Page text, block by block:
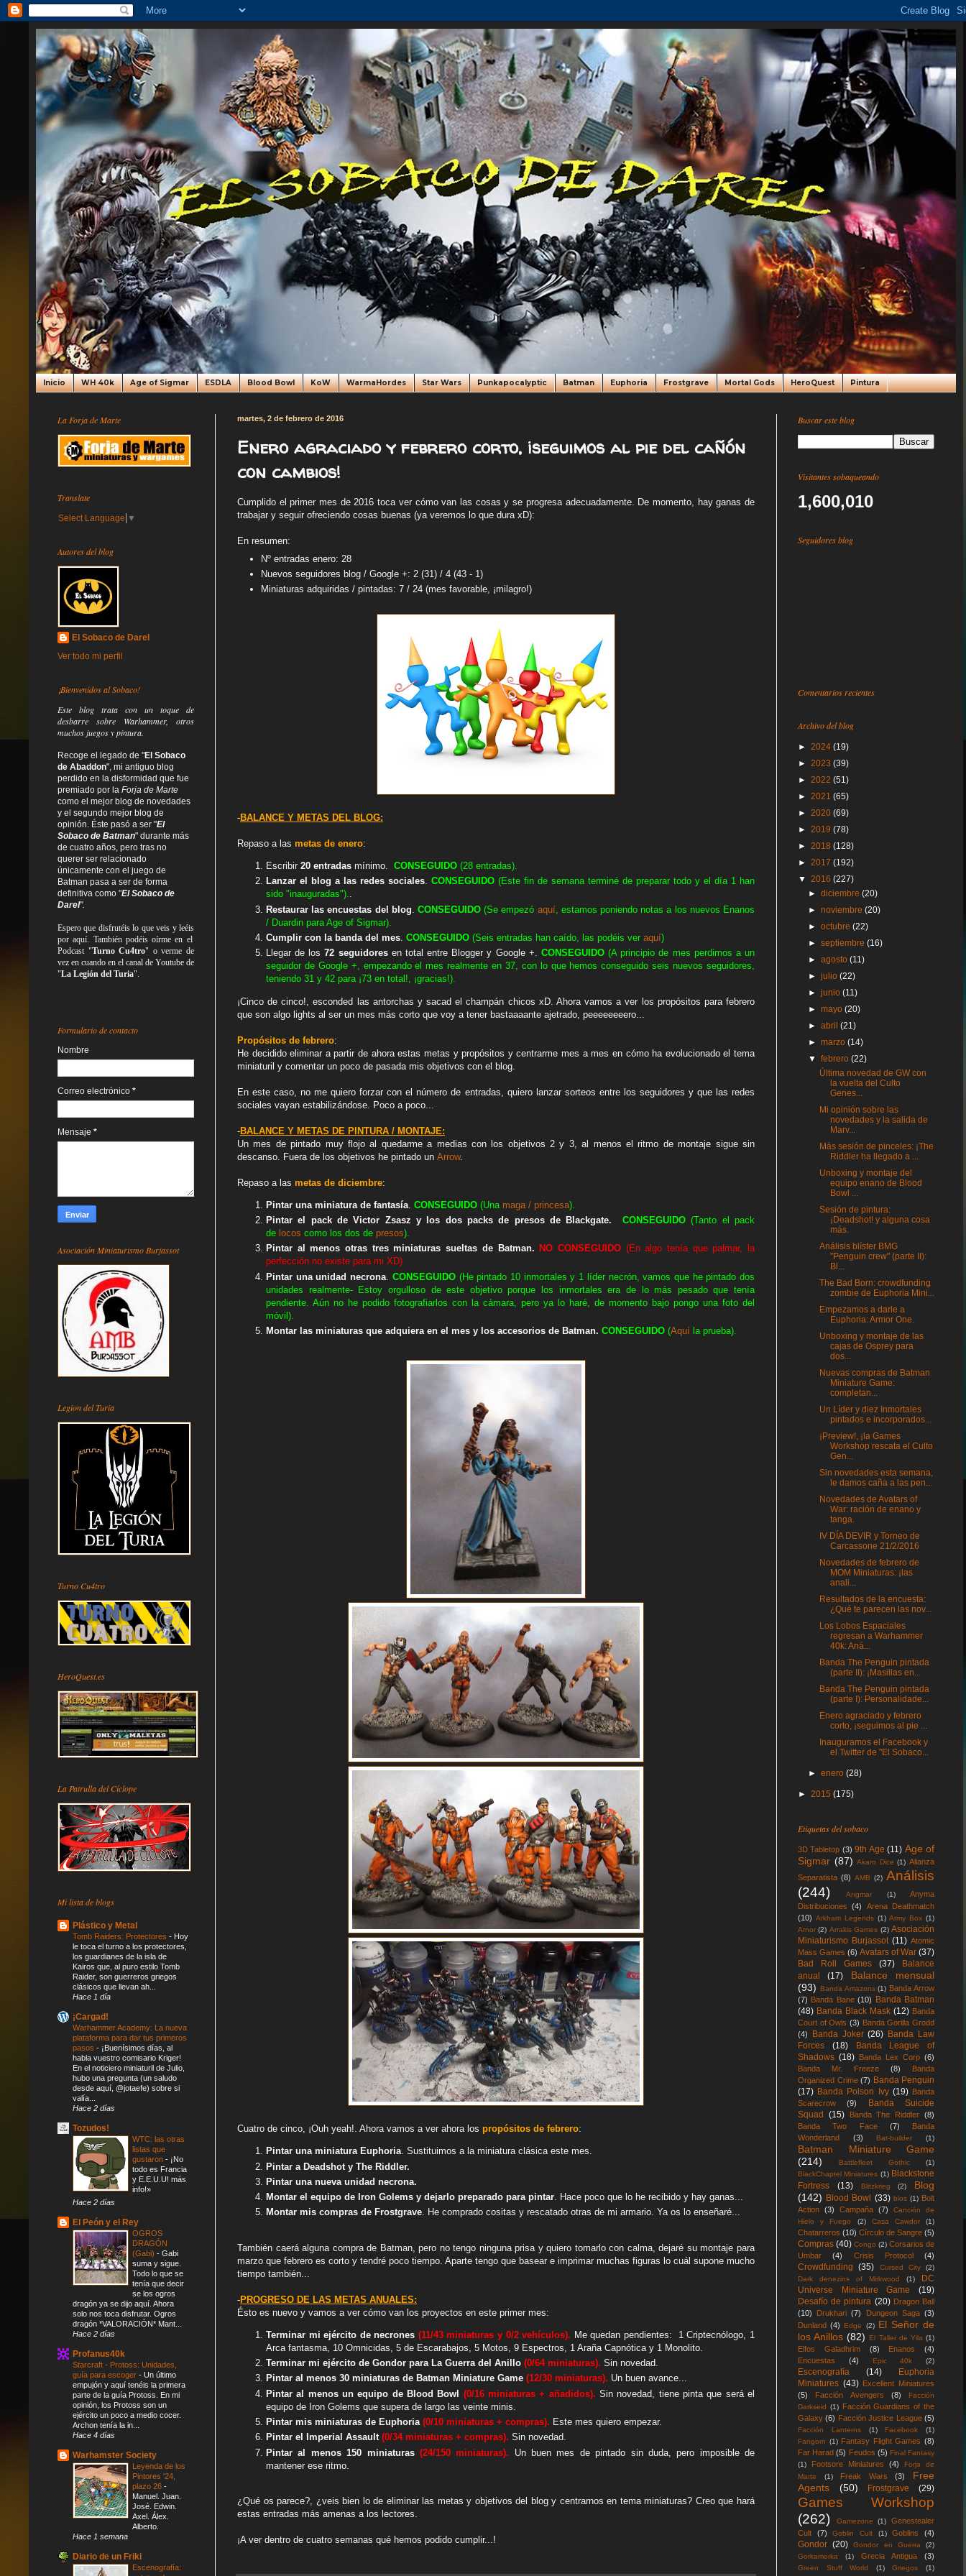
Inicio WH 40k Age of Sigmar ESDLA Blood Bowl KoW WarmaHordes Star Wars Punkapocalyptic Batman Euphoria Frostgrave Mortal Gods HeroQuest Pintura
martes, 2 de febrero de 2016
Enero agraciado y febrero corto, ¡seguimos al pie del cañón
con cambios!
Cumplido el primer mes de 2016 toca ver cómo van las cosas y se progresa adecuadamente. De momento, hay ganas de
trabajar y seguir ofreciendo cosas buenas (ya veremos lo que dura xD):
En resumen:
Nº entradas enero: 28
Nuevos seguidores blog / Google +: 2 (31) / 4 (43 - 1)
Miniaturas adquiridas / pintadas: 7 / 24 (mes favorable, ¡milagro!)
-BALANCE Y METAS DEL BLOG:
Repaso a las metas de enero:
Escribir 20 entradas mínimo. CONSEGUIDO (28 entradas).
Lanzar el blog a las redes sociales. CONSEGUIDO (Este fin de semana terminé de preparar todo y el día 1 han
sido "inauguradas")..
Restaurar las encuestas del blog .CONSEGUIDO(Se empezó aquí, estamos poniendo notas a los nuevos Enanos
/ Duardin para Age of Sigmar).
Cumplir con la banda del mes. CONSEGUIDO (Seis entradas han caído, las podéis ver aquí)
Llegar de los72 seguidoresen total entre Blogger y Google +. CONSEGUIDO(A principio de mes perdimos a un
seguidor de Google +, empezando el mes realmente en 37, con lo que hemos conseguido seis nuevos seguidores,
teniendo 31 y 42 para ¡73 en total!, ¡gracias!).
¡Cinco de cinco!, esconded las antorchas y sacad el champán chicos xD. Ahora vamos a ver los propósitos para febrero
que son algo lights al ser un mes más corto que voy a tener bastaaaante ajetrado, peeeeeeeero...
Propósitos de febrero:
He decidido eliminar a partir de ahora estas metas y propósitos y centrarme mes a mes en cómo ha evolucionado el tema
miniaturil y comentar un poco de pasada mis objetivos con el blog.
En este caso, no me quiero forzar con el número de entradas, quiero lanzar sorteos entre los seguidores y que las redes
sociales vayan estabilizándose. Poco a poco...
-BALANCE Y METAS DE PINTURA / MONTAJE:
Un mes de pintado muy flojo al quedarme a medias con los objetivos 2 y 3, al menos el ritmo de montaje sigue sin
descanso. Fuera de los objetivos he pintado un Arrow.
Repaso a las metas de diciembre:
Pintar una miniatura de fantasía CONSEGUIDO (Una maga / princesa).
Pintar el pack de Victor Zsasz y
los dos packs de presos de Blackgate. CONSEGUIDO(Tanto el pack
de locos como los dos de presos).
Pintar al menos otras tres miniaturas sueltas de Batman. NO CONSEGUIDO(En algo tenía que palmar, la
perfección no existe para mi XD)
Pintar una unidad necrona CONSEGUIDO (He pintado 10 inmortales y 1 líder necrón, vamos que he pintado dos
unidades realmente- Estoy orgulloso de este objetivo porque los inmortales era de lo más pesado que tenía
pendiente. Aún no he podido fotografiarlos con la cámara, pero ya lo haré, de momento bajo pongo una foto del
móvil).
Montar las miniaturas que adquiera en el mes y los accesorios de Batman. CONSEGUIDO (Aquí la prueba).
Cuatro de cinco, ¡Ouh yeah!. Ahora vamos a ver ahora los propósitos de febrero:
Pintar una miniatura Euphoria. Sustituimos a la miniatura clásica este mes.
Pintar a Deadshot y The Riddler.
Pintar una nueva unidad necrona.
Montar el equipo de Iron Golems y dejarlo preparado para pintar. Hace poco que lo he recibido y hay ganas...
Montar mis compras de Frostgrave. He comprado cositas y rescatado otras de mi armario. Ya os lo enseñaré...
También caerá alguna compra de Batman, pero no tengo ninguna prisa y quiero tomarlo con calma, dejaré su montaje para
marzo que febrero es corto y tendré poco tiempo. Aparte tengo que basear e imprimar muchas figuras lo cuál supone mucho
tiempo también...
-PROGRESO DE LAS METAS ANUALES:
Ésto es nuevo y vamos a ver cómo van los proyectos en este primer mes:
Terminar mi ejército de necrones (11/43 miniaturas y 0/2 vehículos). Me quedan pendientes: 1 Criptecnólogo, 1
Arca fantasma, 10 Omnicidas, 5 de Escarabajos, 5 Motos, 9 Espectros, 1 Araña Capnótica y 1 Monolito.
Terminar mi ejército de Gondor para La Guerra del Anillo (0/64 miniaturas). Sin novedad.
Pintar al menos 30 miniaturas de Batman Miniature Game (12/30 miniaturas). Un buen avance...
Pintar al menos un equipo de Blood Bowl (0/16 miniaturas + añadidos).Sin novedad, tiene pinta que será el
equipo de Iron Golems que supera de largo las veinte minis.
Pintar mis miniaturas de Euphoria(0/10 miniaturas + compras). Este mes quiero empezar.
Pintar el Imperial Assault (0/34 miniaturas + compras). Sin novedad.
Pintar al menos 150 miniaturas (24/150 miniaturas). Un buen mes de pintado sin duda, pero imposible de
mantener ese ritmo.
¿Qué os parece?, ¿veis bien lo de eliminar las metas y objetivos del blog y centrarnos en tema miniaturas? Creo que hará
estas entradas más amenas a los lectores.
¡A ver dentro de cuatro semanas qué hemos podido cumplir...!
La Forja de Marte
Translate
Select Language ▼
Autores del blog
El Sobaco de Darel
Ver todo mi perfil
¡Bienvenidos al Sobaco!
Este blog trata con un toque de
desbarre sobre Warhammer, otros
muchos juegos y pintura.
Recoge el legado de "El Sobaco
de Abaddon", mi antiguo blog
perdido en la disformidad que fue
premiado por la Forja de Marte
como el mejor blog de novedades
y el segundo mejor blog de
opinión. Éste pasó a ser "El
Sobaco de Batman" durante más
de cuatro años, pero tras no
querer ser relacionado
únicamente con el juego de
Batman pasa a ser de forma
definitiva como "El Sobaco de
Darel".
Espero que disfrutéis lo queveis yleéis
por aquí. También podéis oírme en el
Podcast "Turno Cu4tro" o verme de
vez en cuando en el canal de Youtube de
"La Legión del Turia".
Formulario de contacto
Nombre
Correo electrónico *
Mensaje *
Asociación Miniaturismo Burjassot
Legion del Turia
Turno Cu4tro
HeroQuest.es
La Patrulla del Cíclope
Mi lista de blogs
Plástico y Metal
Tomb Raiders: Protectores - Hoy
le toca el turno a los protectores,
los guardianes de la isla de
Kairos que, al puro estilo Tomb
Raider, son guerreros griegos
clásicos que llevan ah...
Hace 1 día
¡Cargad!
Warhammer Academy: La nueva
plataforma para dar tus primeros
pasos - ¡Buenísimos días, al
habla vuestro comisario Kriger!
En el noticiero miniaturil de Julio,
hubo una pregunta (un saludo
desde aquí, @jotaefe) sobre si
valía...
Hace 2 días
Tozudos!
WTC: las otras
listas que
gustaron - ¡No
todo es Francia
y E.E.U.U! más
info!»
Hace 2 días
El Peón y el Rey
OGROS
DRAGÓN
(Gabi) - Gabi
suma y sigue.
Todo lo que se
tenía que decir
se los ogros
dragón ya se dijo aquí. Ahora
solo nos toca disfrutar. Ogros
dragón *VALORACIÓN* Mant...
Hace 2 días
Profanus40k
Starcraft - Protoss: Unidades,
guía para escoger - Un último
empujón y aquí tenéis la primera
parte de la guía Protoss. En mi
opinión, los Protoss son un
ejército un poco a medio cocer.
Archon tenía la in...
Hace 4 días
Warhamster Society
Leyenda de los
Pintores '24,
plazo 26 -
Manuel. Juan.
José. Edwin.
Axel. Álex.
Alberto.
Hace 1 semana
Diario de un Friki
Escenografía:
Buscar este blog
Visitantes sobaqueando
1,600,010
Seguidores blog
Comentarios recientes
Archivo del blog
► 2024 (19)
► 2023 (39)
► 2022 (51)
► 2021 (65)
► 2020 (69)
► 2019 (78)
► 2018 (128)
► 2017 (192)
▼ 2016 (227)
►diciembre(20)
►noviembre(20)
►octubre(22)
►septiembre(16)
►agosto(11)
►julio(22)
►junio(11)
►mayo(20)
►abril(21)
►marzo(14)
▼febrero(22)
Última novedad de GW con
la vuelta del Culto
Genes...
Mi opinión sobre las
novedades y la salida de
Marv...
Más sesión de pinceles: ¡The
Riddler ha llegado a ...
Unboxing y montaje del
equipo enano de Blood
Bowl ...
Sesión de pintura:
¡Deadshot! y alguna cosa
más.
Análisis blíster BMG
"Penguin crew" (parte II):
Bl...
The Bad Born: crowdfunding
zombie de Euphoria Mini...
Empezamos a darle a
Euphoria: Armor One.
Unboxing y montaje de las
cajas de Osprey para
dos...
Nuevas compras de Batman
Miniature Game:
completan...
Un Líder y diez Inmortales
pintados e incorporados...
¡Preview!, ¡la Games
Workshop rescata el Culto
Gen...
Sin novedades esta semana,
le damos caña a las pen...
Novedades de Avatars of
War: ración de enano y
tanga.
IV DÍA DEVIR y Torneo de
Carcassone 21/2/2016
Novedades de febrero de
MOM Miniaturas: ¡las
anali...
Resultados de la encuesta:
¿Qué te parecen las nov...
Los Lobos Espaciales
regresan a Warhammer
40k: Aná...
Banda The Penguin pintada
(parte II): ¡Masillas en...
Banda The Penguin pintada
(parte I): Personalidade...
Enero agraciado y febrero
corto, ¡seguimos al pie ...
Inauguramos el Facebook y
el Twitter de "El Sobaco...
►enero(28)
► 2015 (175)
Etiquetas del sobaco
3D Tabletop (3) 9th Age (11) Age of
Sigmar (87) Akaro Dice (1) Alianza
Separatista (8) AMB (2) Análisis
(244)
Angmar (1)
Anyma
Distribuciones
(4)
Arena Deathmatch
(10) Arkham Legends (1) Army Box (1)
Arnor (2) Arrakis Games (2) Asociación
Miniaturismo Burjassot (11) Atomic
Mass Games (6) Avatars of War (37)
Bad Roll Games
(37)
Balance
anual
(17)
Balance mensual
(93)
Banda Amazons (1) Banda Arrow
(7) Banda Bane (10)
Banda Batman
(48) Banda Black Mask (12) Banda
Court of Owls (3) Banda Gorilla Grodd
(4)
Banda Joker (26) Banda Law
Forces
(18)
Banda League of
Shadows (18) Banda Lex Corp (6)
Banda Mr. Freeze
(8)
Banda
Organized Crime (7) Banda Penguin
(17) Banda Poison Ivy (19) Banda
Scarecrow
(9)
Banda Suicide
Squad
(15) Banda The Riddler (8)
Banda Two Face
(7)
Banda
Wonderland
(3) Bat-builder (1)
Batman Miniature Game
(214)
Battlefleet Gothic
(1)
BlackChaptel Miniatures (1) Blackstone
Fortress
(13) Blitzkrieg (2)
Blog
(142) Blood Bowl (33) blos (1) Bolt
Action (3) Campaña (7)
Canción de
Hielo y Fuego
(2) Casa Cawdor (1)
Chatarreros (10) Círculo de Sangre (5)
Compras (40) Congo (2) Corsarios de
Umbar
(4) Crisis Protocol (4)
Crowdfunding (35) Cursed City
(2)
Dark denezins of Mirkwood
(1)
DC
Universe Miniature Game
(19)
Desafío de pintura (20) Dragon Ball
(10)
Drukhari (7) Dungeon Saga (3)
Dunland (4) Edge (2) El Señor de
los Anillos (82) El Taller de Yila (1)
Elfos Galadhrim (8) Enanos
(4)
Encuestas
(4) Epic 40k (2)
Escenografía (14)
Euphoria
Miniatures (43) Excellent Miniatures
(5)
Facción Avengers (8)
Facción
Darkseid (1) Facción Guardians of the
Galaxy (6) Facción Justice League (5)
Facción Lanterns (1) Facebook
(1)
Fangorn (1) Fantasy Flight Games (8)
Far Harad (5) Feudos (5) Final Fantasy
(1)
Footsore Miniatures (4)
Forja de
Marte
(1) Freak Wars (3)
Free
Agents
(50) Frostgrave (29)
Games Workshop
(262)
Gamezone (1)
Genestealer
Cult
(7) Goblin Cult (1) Goblins (4)
Gondor (20) Gondor en Guerra
(2)
Gorkamorka
(1) Grecia Antigua (3)
Green Stuff World (1) Griegos
(1)